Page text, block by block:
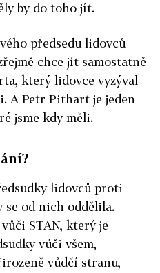
by do toho jít.
předsedu lidovců
chce jít samostatně
který lidovce vyzýval
A Petr Pithart je jeden
jsme kdy měli.
lidovců proti
se od nich oddělila.
STAN, který je
vůči všem,
vůdčí stranu,